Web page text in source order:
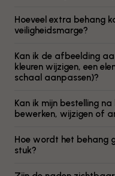
Hoeveel extra behang
veiligheidsmarge?
Kan ik de afbeelding
kleuren wijzigen, een
schaal aanpassen)?
Kan ik mijn bestelling
bewerken, wijzigen of
Hoe wordt het behang
stuk?